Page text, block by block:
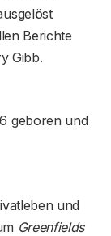
Berichte
Gibb.
geboren und
und
Greenfields